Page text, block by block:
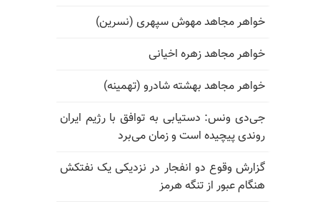
خواهر مجاهد مهوش سپهری (نسرین)
خواهر مجاهد زهره اخیانی
خواهر مجاهد بهشته شادرو (تهمینه)
جی‌دی ونس: دستیابی به توافق با رژیم ایران
روندی پیچیده است و زمان می‌برد
گزارش وقوع دو انفجار در نزدیکی یک نفتکش
هنگام عبور از تنگه هرمز